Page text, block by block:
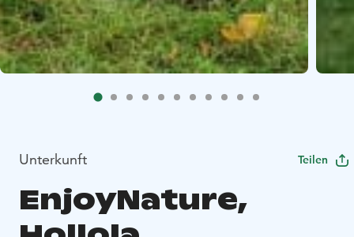
Unterkunft Teilen
EnjoyNature,